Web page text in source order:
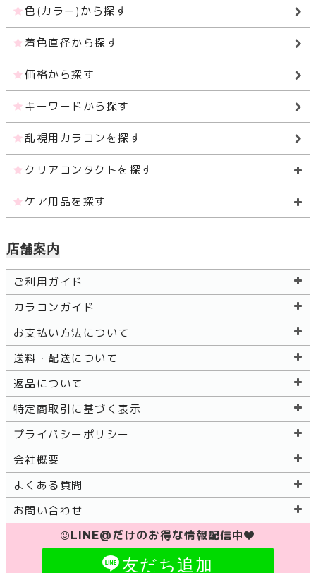
色(カラー)から探す
着色直径から探す
価格から探す
キーワードから探す
乱視用カラコンを探す
クリアコンタクトを探す
ケア用品を探す
店舗案内
ご利用ガイド
カラコンガイド
お支払い方法について
送料・配送について
返品について
特定商取引に基づく表示
プライバシーポリシー
会社概要
よくある質問
お問い合わせ
LINE@だけのお得な情報配信中
友だち追加